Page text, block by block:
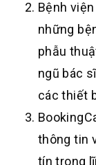
Bệnh
những
phẫu
ngũ bác
các thiết
thông tin
tín trong